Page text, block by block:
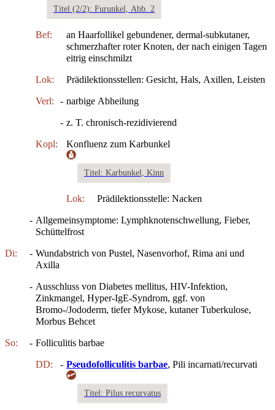
Titel (2/2): Furunkel, Abb. 2
Bef:
an Haarfollikel gebundener, dermal-subkutaner,
schmerzhafter roter Knoten, der nach einigen Tagen
eitrig einschmilzt
Lok: Prädilektionsstellen: Gesicht, Hals, Axillen, Leisten
Verl: - narbige Abheilung
- z. T. chronisch-rezidivierend
Kopl: Konfluenz zum Karbunkel
Titel: Karbunkel, Kinn
Lok: Prädilektionsstelle: Nacken
- Allgemeinsymptome: Lymphknotenschwellung, Fieber,
Schüttelfrost
Di: - Wundabstrich von Pustel, Nasenvorhof, Rima ani und
Axilla
- Ausschluss von Diabetes mellitus, HIV-Infektion,
Zinkmangel, Hyper-IgE-Syndrom, ggf. von
Bromo-/Jododerm, tiefer Mykose, kutaner Tuberkulose,
Morbus Behcet
So: - Folliculitis barbae
DD: - Pseudofolliculitis barbae, Pili incarnati/recurvati
Titel: Pilus recurvatus